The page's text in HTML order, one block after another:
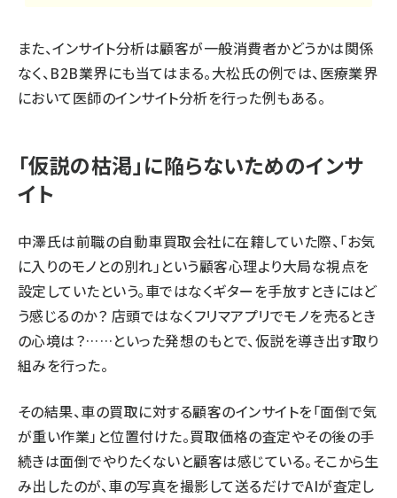
また、インサイト分析は顧客が一般消費者かどうかは関係
なく、B2B業界にも当てはまる。大松氏の例では、医療業界
において医師のインサイト分析を行った例もある。
「仮説の枯渇」に陥らないためのインサ
イト
中澤氏は前職の自動車買取会社に在籍していた際、「お気
に入りのモノとの別れ」という顧客心理より大局な視点を
設定していたという。車ではなくギターを手放すときにはど
う感じるのか？ 店頭ではなくフリマアプリでモノを売るとき
の心境は？……といった発想のもとで、仮説を導き出す取り
組みを行った。
その結果、車の買取に対する顧客のインサイトを「面倒で気
が重い作業」と位置付けた。買取価格の査定やその後の手
続きは面倒でやりたくないと顧客は感じている。そこから生
み出したのが、車の写真を撮影して送るだけでAIが査定し